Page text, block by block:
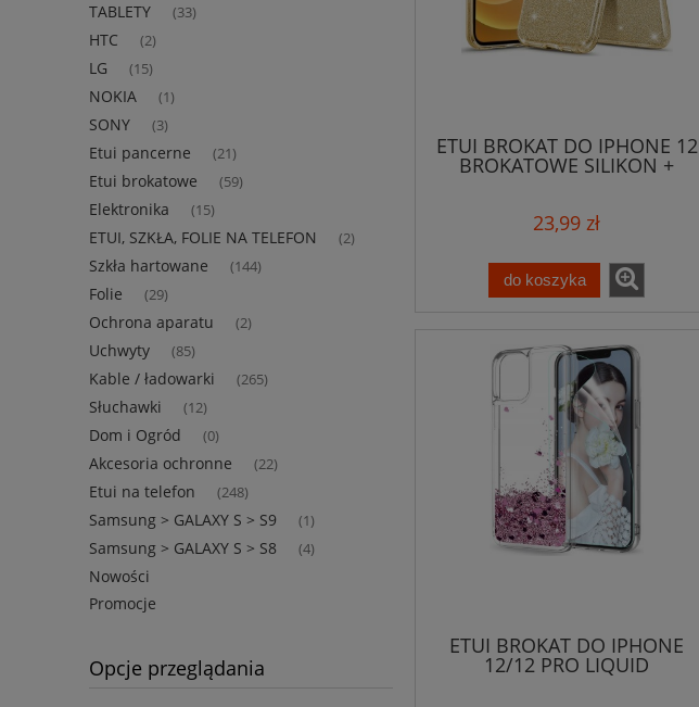
TABLETY (33)
HTC (2)
LG (15)
NOKIA (1)
SONY (3)
Etui pancerne (21)
Etui brokatowe (59)
Elektronika (15)
ETUI, SZKŁA, FOLIE NA TELEFON (2)
Szkła hartowane (144)
Folie (29)
Ochrona aparatu (2)
Uchwyty (85)
Kable / ładowarki (265)
Słuchawki (12)
Dom i Ogród (0)
Akcesoria ochronne (22)
Etui na telefon (248)
Samsung > GALAXY S > S9 (1)
Samsung > GALAXY S > S8 (4)
Nowości
Promocje
Opcje przeglądania
ETUI BROKAT DO IPHONE 12
BROKATOWE SILIKON +
23,99 zł
do koszyka
ETUI BROKAT DO IPHONE
12/12 PRO LIQUID